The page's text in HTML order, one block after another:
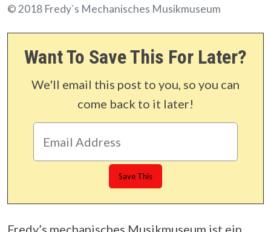
© 2018 Fredy`s Mechanisches Musikmuseum
Want To Save This For Later?
We'll email this post to you, so you can
come back to it later!
Fredy’s mechanisches Musikmuseum ist ein